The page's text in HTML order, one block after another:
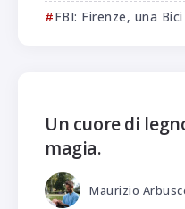
FBI: Firenze, una
Un cuore di
magia.
Maurizio